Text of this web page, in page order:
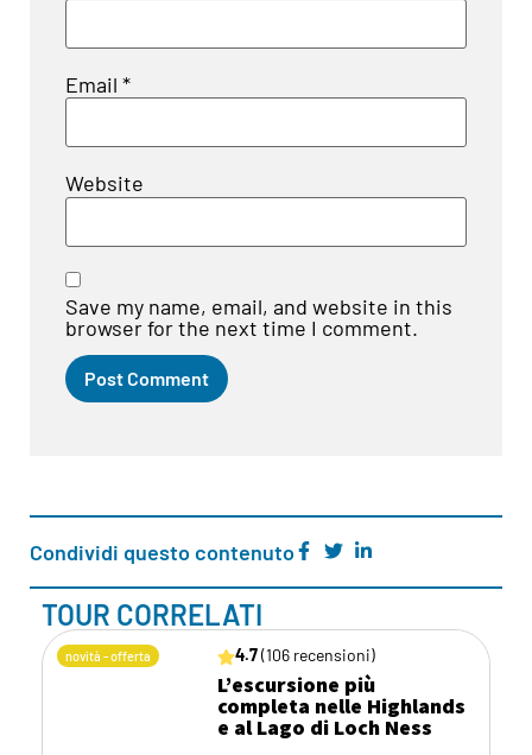
Email *
Website
Save my name, email, and website in this
browser for the next time I comment.
Condividi questo contenuto
TOUR CORRELATI
novità - offerta 4.7(106 recensioni)
L’escursione più
completa nelle Highlands
e al Lago di Loch Ness